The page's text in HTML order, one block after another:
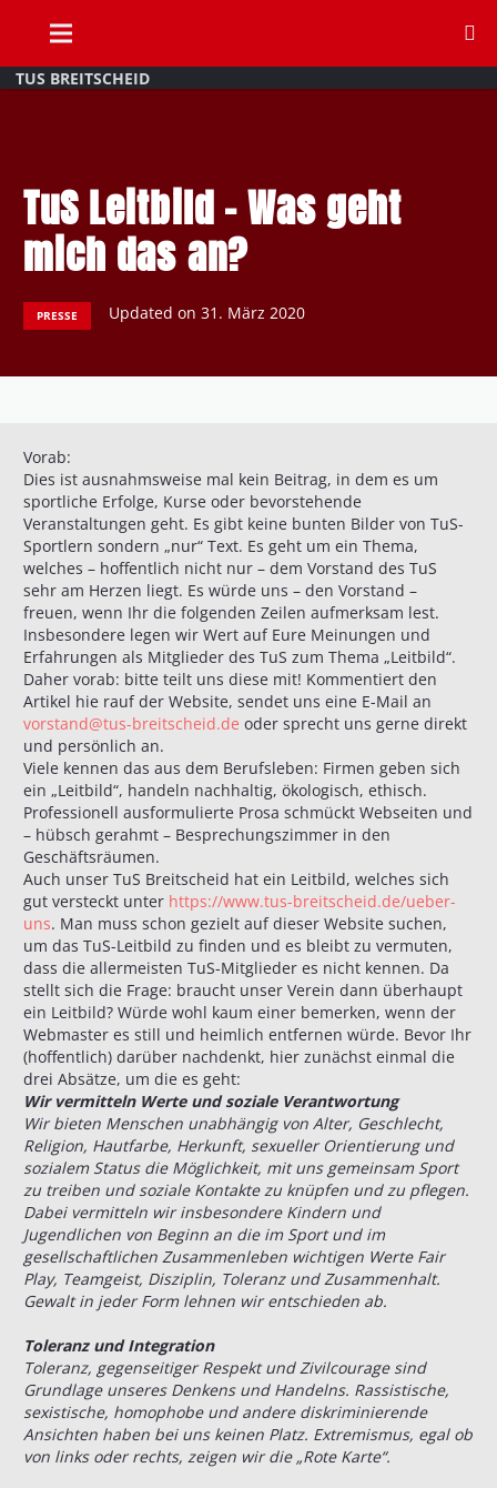
TUS BREITSCHEID
TuS Leitbild – Was geht
mich das an?
PRESSE Updated on31. März 2020
Vorab:
Dies ist ausnahmsweise mal kein Beitrag, in dem es um
sportliche Erfolge, Kurse oder bevorstehende
Veranstaltungen geht. Es gibt keine bunten Bilder von TuS-
Sportlern sondern „nur“ Text. Es geht um ein Thema,
welches – hoffentlich nicht nur – dem Vorstand des TuS
sehr am Herzen liegt. Es würde uns – den Vorstand –
freuen, wenn Ihr die folgenden Zeilen aufmerksam lest.
Insbesondere legen wir Wert auf Eure Meinungen und
Erfahrungen als Mitglieder des TuS zum Thema „Leitbild“.
Daher vorab: bitte teilt uns diese mit! Kommentiert den
Artikel hie rauf der Website, sendet uns eine E-Mail an
vorstand@tus-breitscheid.de oder sprecht uns gerne direkt
und persönlich an.
Viele kennen das aus dem Berufsleben: Firmen geben sich
ein „Leitbild“, handeln nachhaltig, ökologisch, ethisch.
Professionell ausformulierte Prosa schmückt Webseiten und
– hübsch gerahmt – Besprechungszimmer in den
Geschäftsräumen.
Auch unser TuS Breitscheid hat ein Leitbild, welches sich
gut versteckt unter https://www.tus-breitscheid.de/ueber-
uns. Man muss schon gezielt auf dieser Website suchen,
um das TuS-Leitbild zu finden und es bleibt zu vermuten,
dass die allermeisten TuS-Mitglieder es nicht kennen. Da
stellt sich die Frage: braucht unser Verein dann überhaupt
ein Leitbild? Würde wohl kaum einer bemerken, wenn der
Webmaster es still und heimlich entfernen würde. Bevor Ihr
(hoffentlich) darüber nachdenkt, hier zunächst einmal die
drei Absätze, um die es geht:
Wir vermitteln Werte und soziale Verantwortung
Wir bieten Menschen unabhängig von Alter, Geschlecht,
Religion, Hautfarbe, Herkunft, sexueller Orientierung und
sozialem Status die Möglichkeit, mit uns gemeinsam Sport
zu treiben und soziale Kontakte zu knüpfen und zu pflegen.
Dabei vermitteln wir insbesondere Kindern und
Jugendlichen von Beginn an die im Sport und im
gesellschaftlichen Zusammenleben wichtigen Werte Fair
Play, Teamgeist, Disziplin, Toleranz und Zusammenhalt.
Gewalt in jeder Form lehnen wir entschieden ab.
Toleranz und Integration​
Toleranz, gegenseitiger Respekt und Zivilcourage sind
Grundlage unseres Denkens und Handelns. Rassistische,
sexistische, homophobe und andere diskriminierende
Ansichten haben bei uns keinen Platz. Extremismus, egal ob
von links oder rechts, zeigen wir die „Rote Karte“.